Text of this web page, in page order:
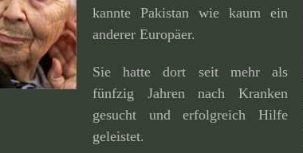
kannte Pakistan wie kaum ein
anderer Europäer.
Sie hatte dort seit mehr als
fünfzig Jahren nach Kranken
gesucht und erfolg­reich Hilfe
geleistet.